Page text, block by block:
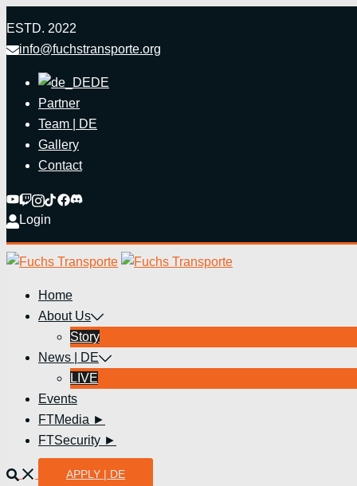
Inhalt
springen
ESTD. 2022
info@fuchstransporte.org
DE
Partner
Team | DE
Gallery
Contact
Login
Home
About Us
Story
News | DE
LIVE
Events
FTMedia ►
FTSecurity ►
Suche APPLY | DE